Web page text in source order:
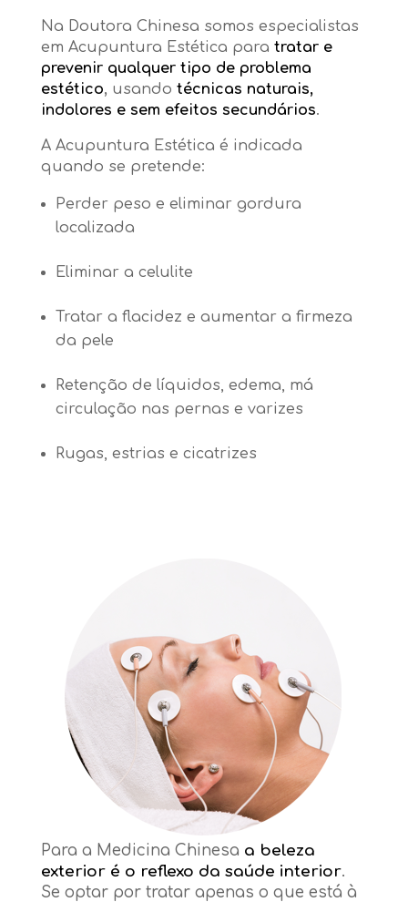
Na Doutora Chinesa somos especialistas
em Acupuntura Estética para tratar e
prevenir qualquer tipo de problema
estético, usando técnicas naturais,
indolores e sem efeitos secundários.
A Acupuntura Estética é indicada
quando se pretende:
Perder peso e eliminar gordura
localizada
Eliminar a celulite
Tratar a flacidez e aumentar a firmeza
da pele
Retenção de líquidos, edema, má
circulação nas pernas e varizes
Rugas, estrias e cicatrizes
Para a Medicina Chinesa a beleza
exterior é o reflexo da saúde interior.
Se optar por tratar apenas o que está à